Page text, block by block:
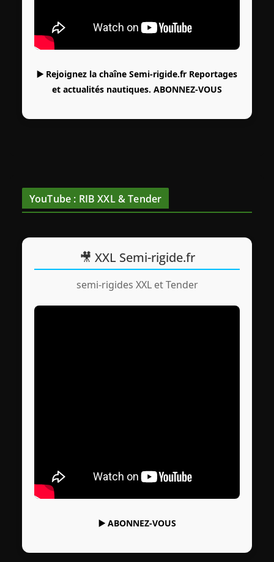
▶️ Rejoignez la chaîne Semi-rigide.fr Reportages
et actualités nautiques. ABONNEZ-VOUS
YouTube : RIB XXL & Tender
🎥 XXL Semi-rigide.fr
semi-rigides XXL et Tender
▶️ ABONNEZ-VOUS